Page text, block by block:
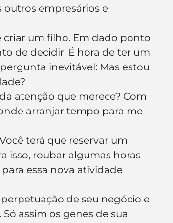
empresários e
um filho. Em dado ponto
de decidir. É hora de ter um
inevitável: Mas estou
atenção que merece? Com
arranjar tempo para me
terá que reservar um
isso, roubar algumas horas
essa nova atividade
de seu negócio e
assim os genes de sua